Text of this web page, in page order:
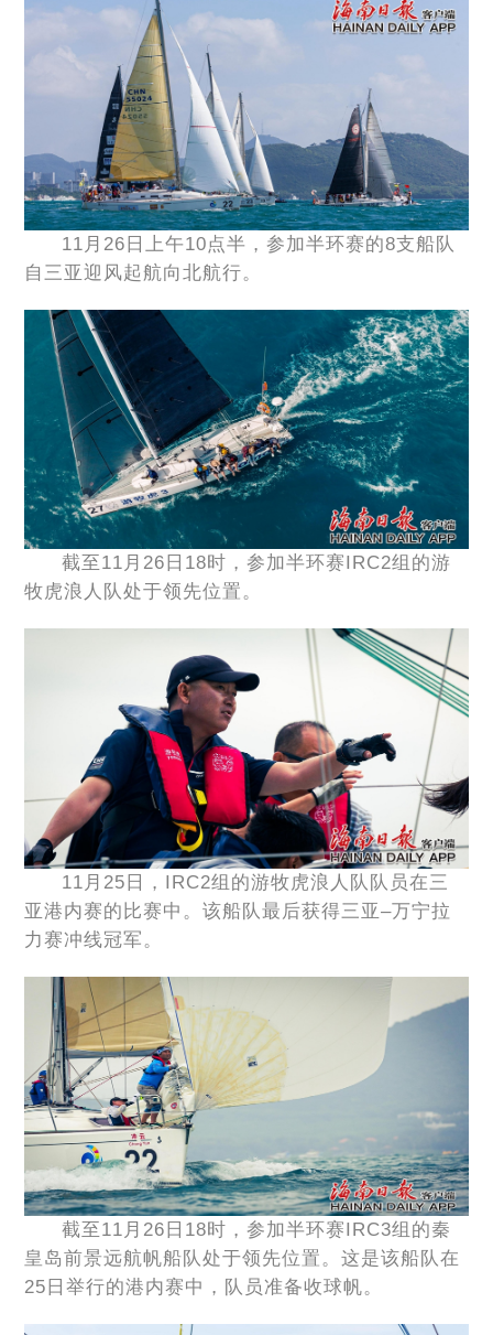
11月26日上午10点半，参加半环赛的8支船队
自三亚迎风起航向北航行。
截至11月26日18时，参加半环赛IRC2组的游
牧虎浪人队处于领先位置。
11月25日，IRC2组的游牧虎浪人队队员在三
亚港内赛的比赛中。该船队最后获得三亚–万宁拉
力赛冲线冠军。
截至11月26日18时，参加半环赛IRC3组的秦
皇岛前景远航帆船队处于领先位置。这是该船队在
25日举行的港内赛中，队员准备收球帆。